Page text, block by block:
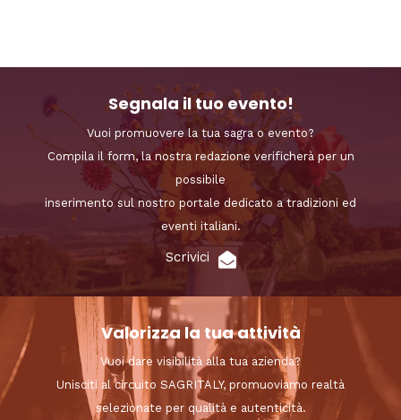
Segnala il tuo evento!
Vuoi promuovere la tua sagra o evento?
Compila il form, la nostra redazione verificherà per un
possibile
inserimento sul nostro portale dedicato a tradizioni ed
eventi italiani.
Scrivici
Valorizza la tua attività
Vuoi dare visibilità alla tua azienda?
Unisciti al circuito SAGRITALY, promuoviamo realtà
selezionate per qualità e autenticità.